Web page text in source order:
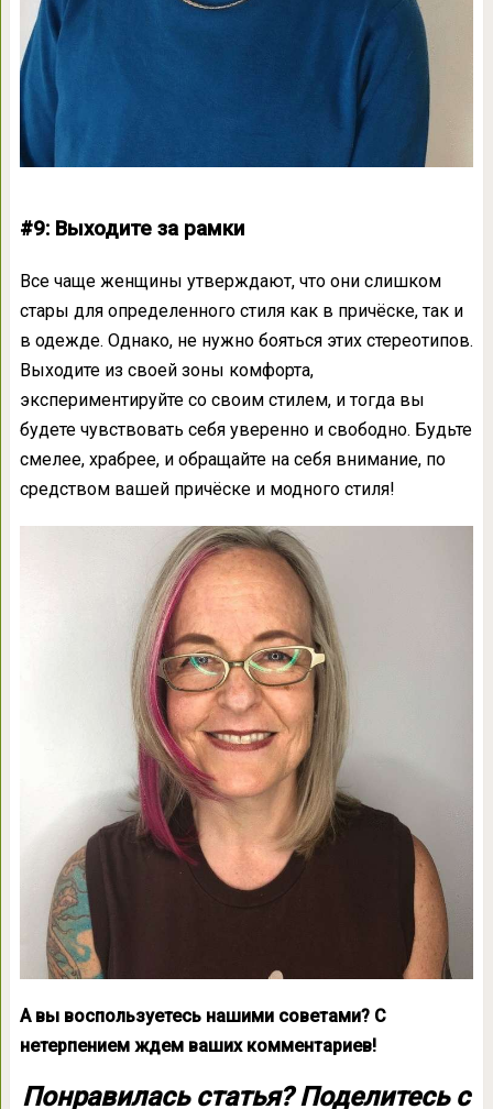
#9: Выходите за рамки
Все чаще женщины утверждают, что они слишком
стары для определенного стиля как в причёске, так и
в одежде. Однако, не нужно бояться этих стереотипов.
Выходите из своей зоны комфорта,
экспериментируйте со своим стилем, и тогда вы
будете чувствовать себя уверенно и свободно. Будьте
смелее, храбрее, и обращайте на себя внимание, по
средством вашей причёске и модного стиля!
А вы воспользуетесь нашими советами?С
нетерпением ждем ваших комментариев!
Понравилась статья? Поделитесь с